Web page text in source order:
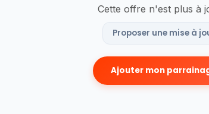
Cette offre n'est plus à
Proposer une mise à
Ajouter mon